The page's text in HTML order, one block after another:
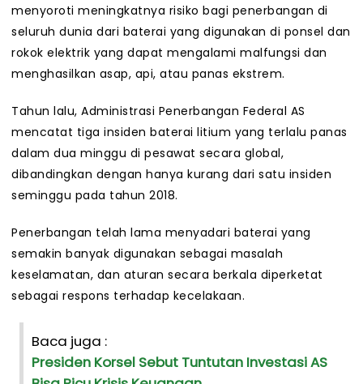
menyoroti meningkatnya risiko bagi penerbangan di
seluruh dunia dari baterai yang digunakan di ponsel dan
rokok elektrik yang dapat mengalami malfungsi dan
menghasilkan asap, api, atau panas ekstrem.
Tahun lalu, Administrasi Penerbangan Federal AS
mencatat tiga insiden baterai litium yang terlalu panas
dalam dua minggu di pesawat secara global,
dibandingkan dengan hanya kurang dari satu insiden
seminggu pada tahun 2018.
Penerbangan telah lama menyadari baterai yang
semakin banyak digunakan sebagai masalah
keselamatan, dan aturan secara berkala diperketat
sebagai respons terhadap kecelakaan.
Baca juga :
Presiden Korsel Sebut Tuntutan Investasi AS